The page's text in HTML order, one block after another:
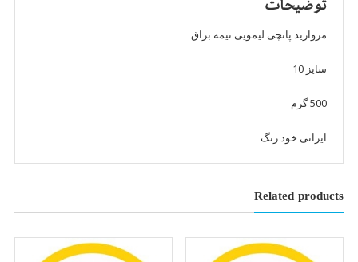
توضیحات
مروارید پانچی لیمویی نیمه براق
سایز 10
500 گرم
ایرانی خود رنگ
Related products